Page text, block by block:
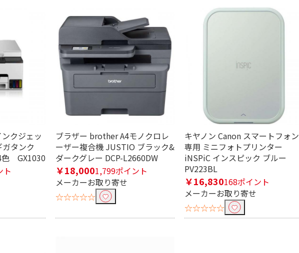
クジェッ
タンク
色 GX1030
ト
ブラザー brother A4モノクロレ
ーザー複合機 JUSTIO ブラック&
ダークグレー DCP-L2660DW
￥18,0001,799ポイント
メーカーお取り寄せ
☆☆☆☆☆
キヤノン Canon スマートフォン
専用 ミニフォトプリンター
iNSPiC インスピック ブルー
PV223BL
￥16,830168ポイント
メーカーお取り寄せ
☆☆☆☆☆
ビ
カードサイズ スクエア
背面 ペーパーカセット
線 有線